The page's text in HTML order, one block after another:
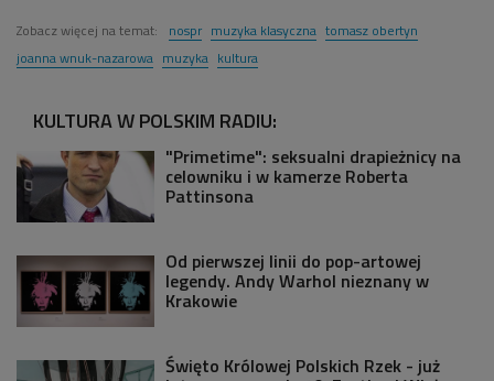
Zobacz więcej na temat: nospr muzyka klasyczna tomasz obertyn
joanna wnuk-nazarowa muzyka kultura
KULTURA W POLSKIM RADIU:
"Primetime": seksualni drapieżnicy na
celowniku i w kamerze Roberta
Pattinsona
Od pierwszej linii do pop-artowej
legendy. Andy Warhol nieznany w
Krakowie
Święto Królowej Polskich Rzek - już